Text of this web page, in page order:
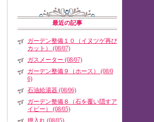
最近の記事
ガーデン整備１０（イヌツゲ再び
カット） (08/07)
ガスメーター (08/07)
ガーデン整備９（ホース） (08/0
6)
石油給湯器 (08/06)
ガーデン整備８（石を覆い隠すア
イビー） (08/05)
押入れ (08/05)